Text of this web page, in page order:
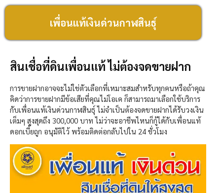
เพื่อนแท้เงินด่วนกาฬสินธุ์
สินเชื่อที่ดินเพื่อนแท้ ไม่ต้องจดขายฝาก
การขายฝากอาจจะไม่ใช่ตัวเลือกที่เหมาะสมสำหรับทุกคนหรือถ้าคุณ
คิดว่าการขายฝากมีข้อเสียที่คุณไม่โอเค ก็สามารถมาเลือกใช้บริการ
กับเพื่อนแท้เงินด่วนกาฬสินธุ์ ไม่จำเป็นต้องจดขายฝากได้รับวงเงิน
เต็มๆ สูงสุดถึง 300,000 บาท ไม่ว่าจะอาชีพไหนก็กู้ได้กับเพื่อนแท้
ดอกเบี้ยถูก อนุมัติไว้ พร้อมติดต่อกลับไปใน 24 ชั่วโมง